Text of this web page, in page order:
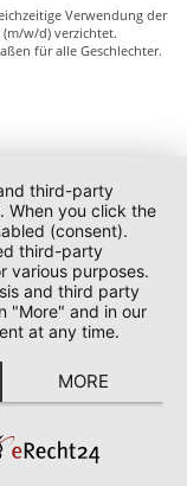
Verwendung der
w/d) verzichtet.
für alle Geschlechter.
third-party
When you click the
(consent).
third-party
various purposes.
and third party
"More" and in our
at any time.
MORE